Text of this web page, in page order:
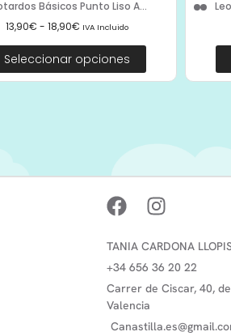
Básicos Punto Liso A...
13,90€ - 18,90€ IVA Incluido
Seleccionar opciones
TANIA CARDONA
+34 656 36 20 22
Carrer de Ciscar, 40,
Valencia